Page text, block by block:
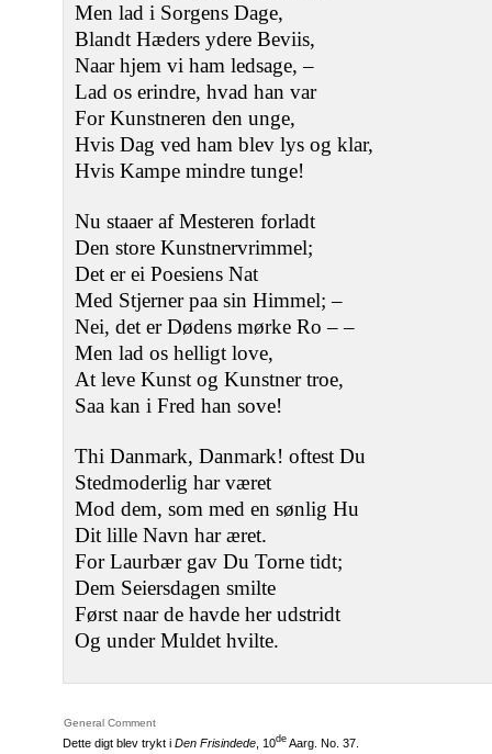
Men lad i Sorgens Dage,
Blandt Hæders ydere Beviis,
Naar hjem vi ham ledsage, ‒
Lad os erindre, hvad han var
For Kunstneren den unge,
Hvis Dag ved ham blev lys og klar,
Hvis Kampe mindre tunge!
Nu staaer af Mesteren forladt
Den store Kunstnervrimmel;
Det er ei Poesiens Nat
Med Stjerner paa sin Himmel; ‒
Nei, det er Dødens mørke Ro ‒ ‒
Men lad os helligt love,
At leve Kunst og Kunstner troe,
Saa kan i Fred han sove!
Thi Danmark, Danmark! oftest Du
Stedmoderlig har været
Mod dem, som med en sønlig Hu
Dit lille Navn har æret.
For Laurbær gav Du Torne tidt;
Dem Seiersdagen smilte
Først naar de havde her udstridt
Og under Muldet hvilte.
General Comment
Dette digt blev trykt i Den Frisindede , 10de Aarg. No. 37.